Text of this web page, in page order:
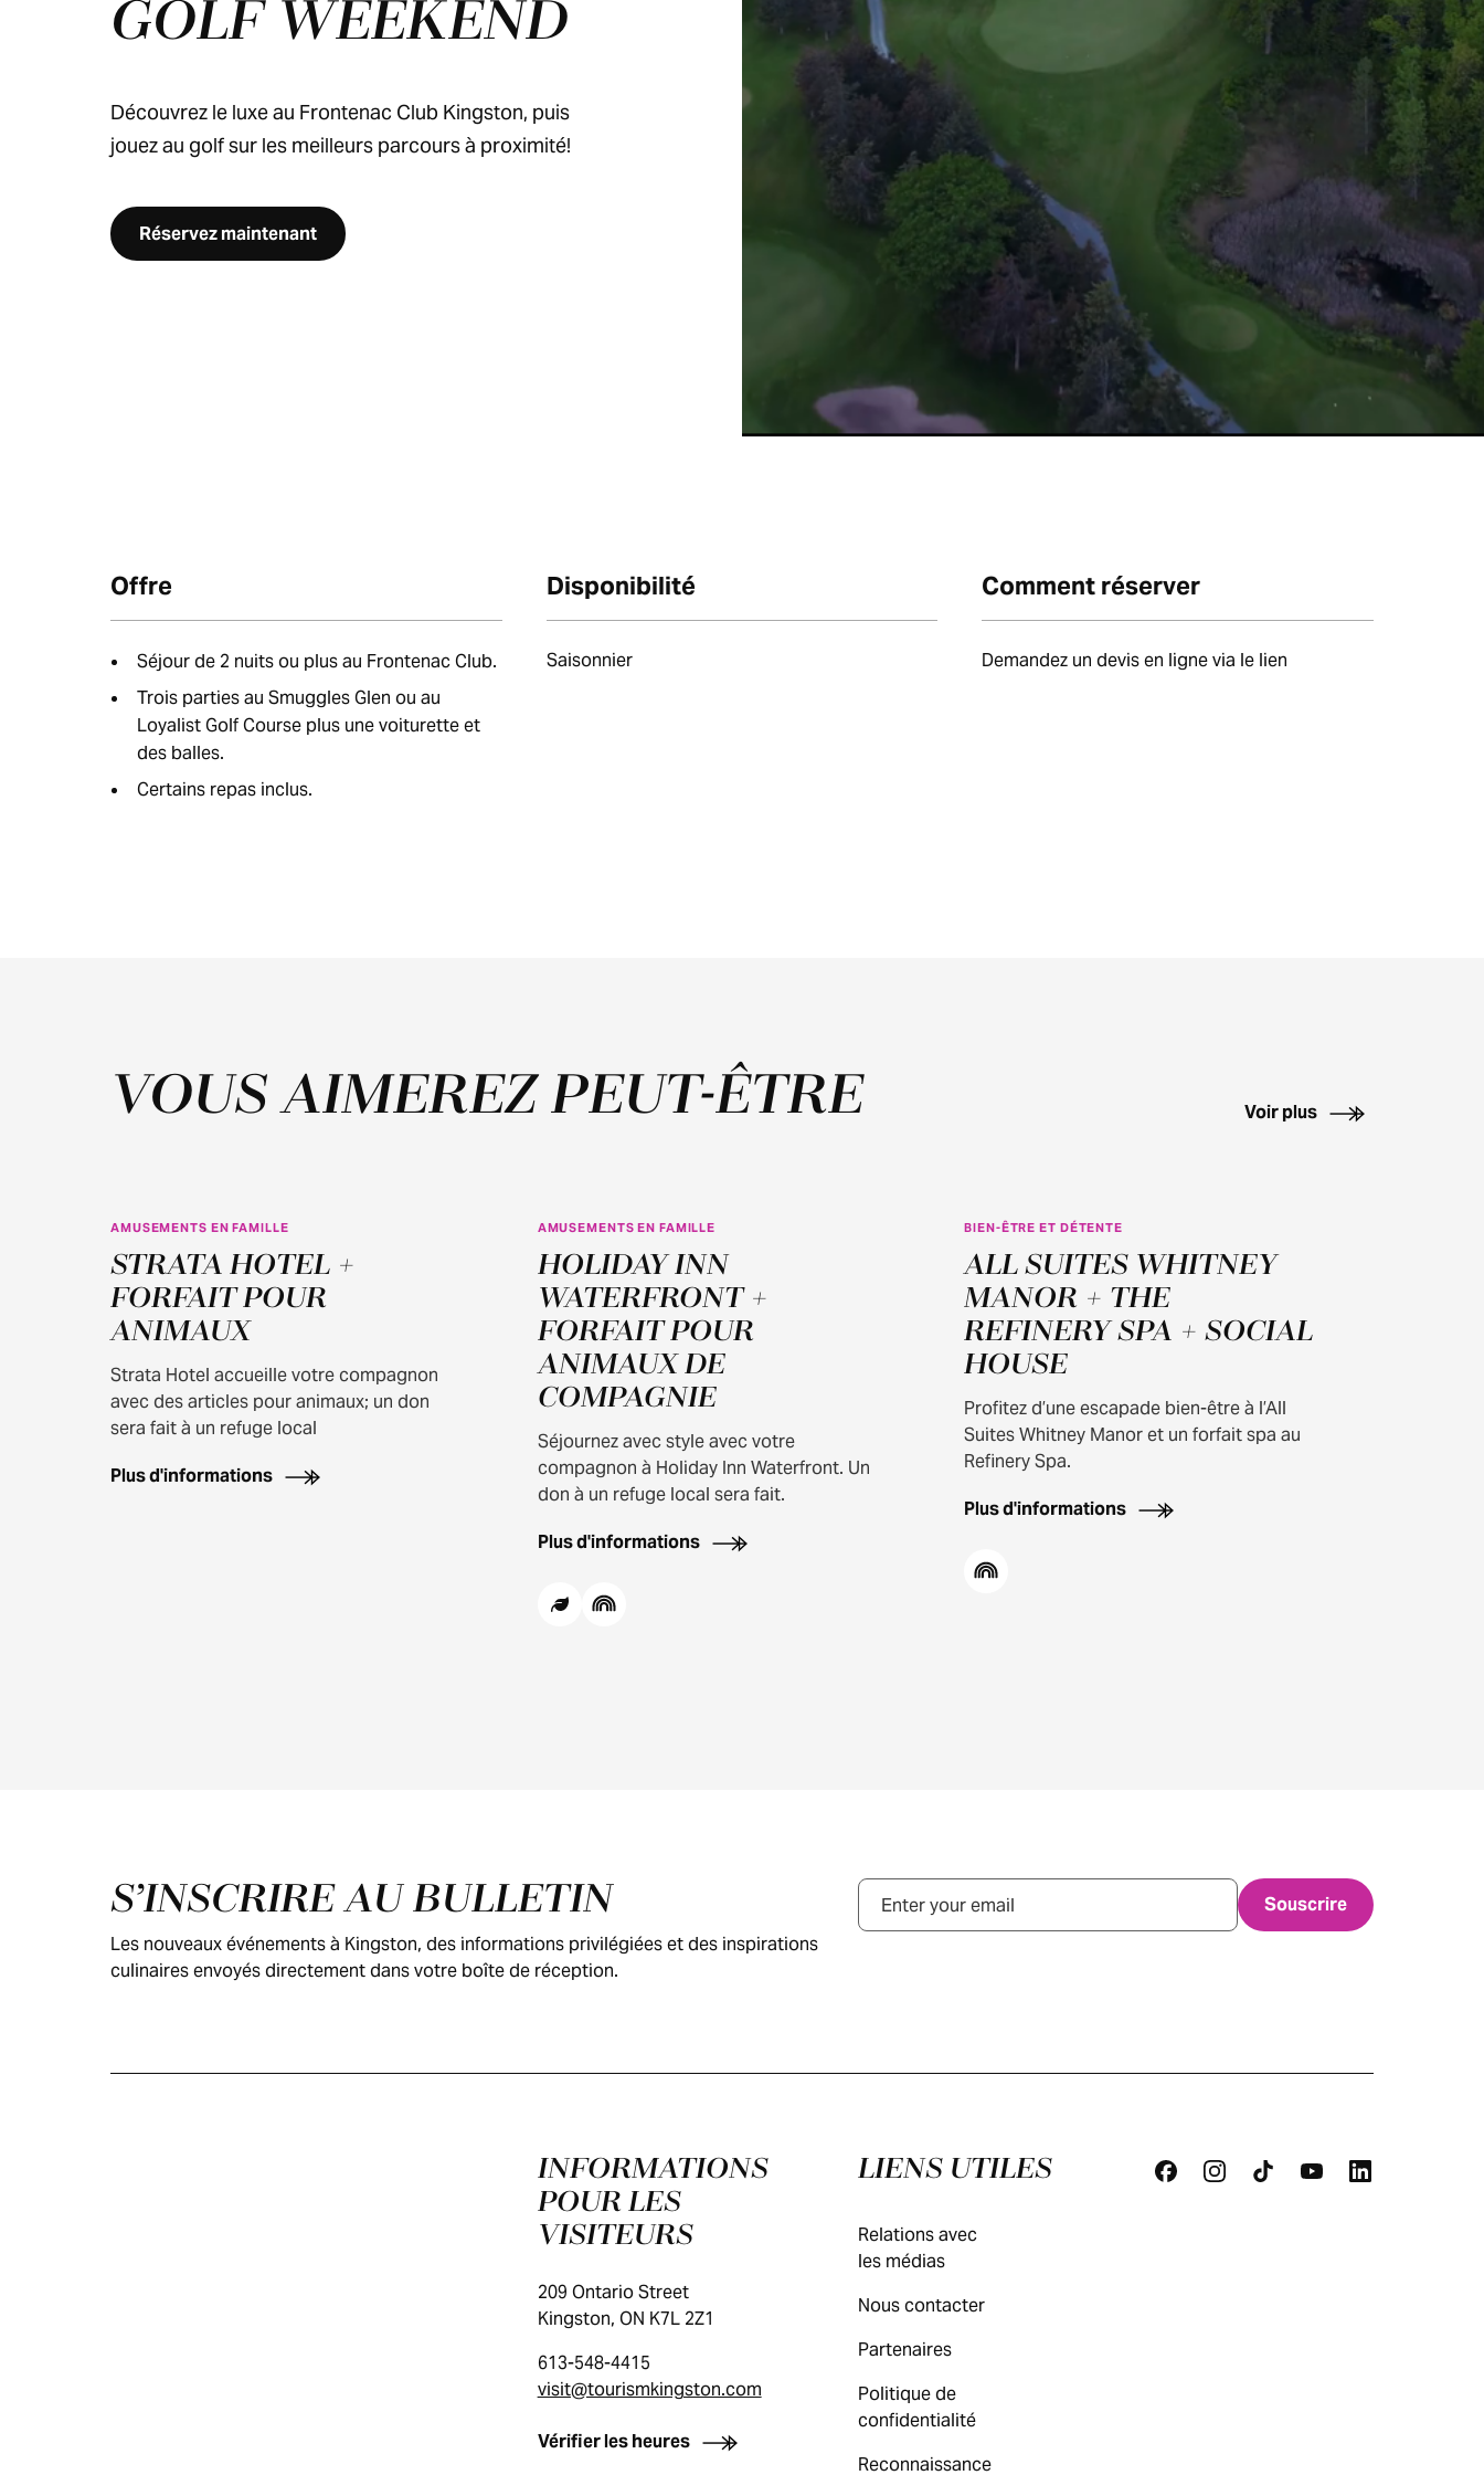
GOLF WEEKEND
Découvrez le luxe au Frontenac Club Kingston, puis
jouez au golf sur les meilleurs parcours à proximité!
Réservez maintenant
Offre
Séjour de 2 nuits ou plus au Frontenac Club.
Trois parties au Smuggles Glen ou au
Loyalist Golf Course plus une voiturette et
des balles.
Certains repas inclus.
Disponibilité
Saisonnier
Comment réserver
Demandez un devis en ligne via le lien
VOUS AIMEREZ PEUT-ÊTRE Voir plus
AMUSEMENTS EN FAMILLE
STRATA HOTEL +
FORFAIT POUR
ANIMAUX
Strata Hotel accueille votre compagnon
avec des articles pour animaux; un don
sera fait à un refuge local
Plus d'informations
AMUSEMENTS EN FAMILLE
HOLIDAY INN
WATERFRONT +
FORFAIT POUR
ANIMAUX DE
COMPAGNIE
Séjournez avec style avec votre
compagnon à Holiday Inn Waterfront. Un
don à un refuge local sera fait.
Plus d'informations
BIEN-ÊTRE ET DÉTENTE
ALL SUITES WHITNEY
MANOR + THE
REFINERY SPA + SOCIAL
HOUSE
Profitez d’une escapade bien-être à l’All
Suites Whitney Manor et un forfait spa au
Refinery Spa.
Plus d'informations
S’INSCRIRE AU BULLETIN
Les nouveaux événements à Kingston, des informations privilégiées et des inspirations
culinaires envoyés directement dans votre boîte de réception.
Courriel
INFORMATIONS
POUR LES
VISITEURS
209 Ontario Street
Kingston, ON K7L 2Z1
613-548-4415
visit@tourismkingston.com
Vérifier les heures
LIENS UTILES
Relations avec
les médias
Nous contacter
Partenaires
Politique de
confidentialité
Reconnaissance